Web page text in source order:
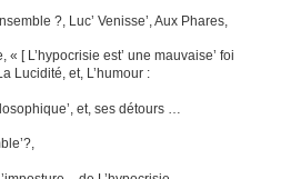
?, Luc’ Venisse’, Aux Phares,
[ L’hypocrisie est’ une mauvaise’ foi
Lucidité, et, L’humour :
et, ses détours …